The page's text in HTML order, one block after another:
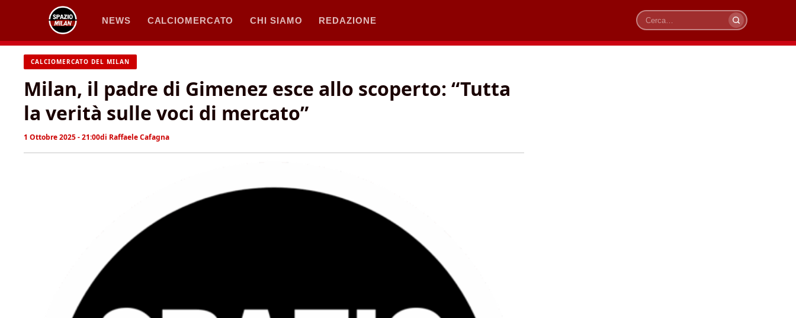
contenuto
NEWS CALCIOMERCATO CHI SIAMO REDAZIONE
Cerca
CALCIOMERCATO DEL MILAN
Milan, il padre di Gimenez esce allo scoperto: “Tutta
la verità sulle voci di mercato”
1 Ottobre 2025 - 21:00di Raffaele Cafagna